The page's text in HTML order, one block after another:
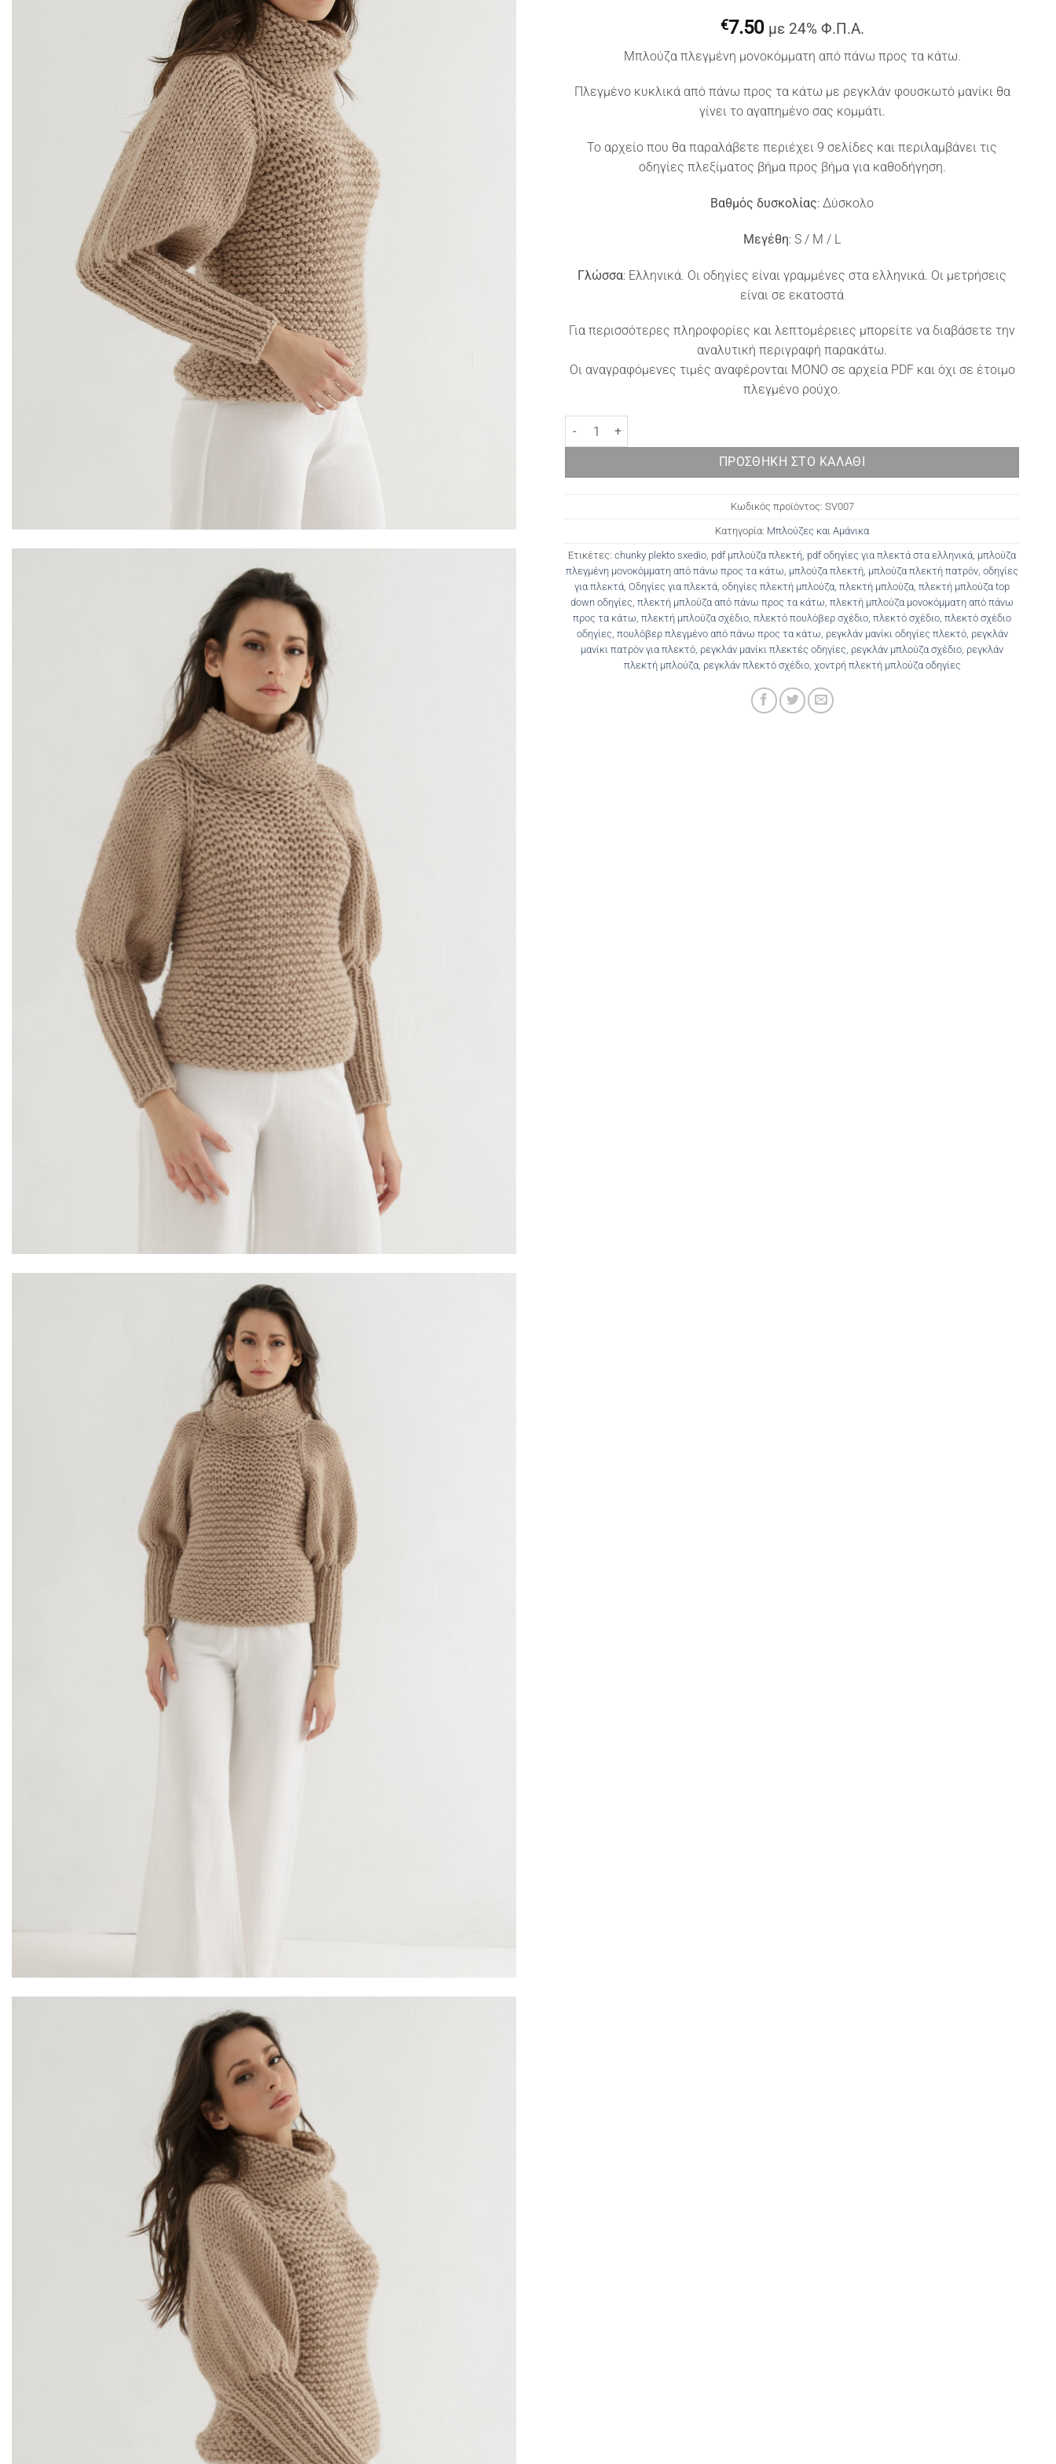
€7.50 με 24% Φ.Π.Α.
Mπλούζα πλεγμένη μονοκόμματη από πάνω προς τα κάτω.
Πλεγμένο κυκλικά από πάνω προς τα κάτω με ρεγκλάν φουσκωτό μανίκι θα
γίνει το αγαπημένο σας κομμάτι.
To αρχείο που θα παραλάβετε περιέχει 9 σελίδες και περιλαμβάνει τις
οδηγίες πλεξίματος βήμα προς βήμα για καθοδήγηση.
Βαθμός δυσκολίας: Δύσκολο
Μεγέθη: S / M / L
Γλώσσα: Ελληνικά. Οι οδηγίες είναι γραμμένες στα ελληνικά. Οι μετρήσεις
είναι σε εκατοστά
Για περισσότερες πληροφορίες και λεπτομέρειες μπορείτε να διαβάσετε την
αναλυτική περιγραφή παρακάτω.
Οι αναγραφόμενες τιμές αναφέρονται ΜΟΝΟ σε αρχεία PDF και όχι σε έτοιμο
πλεγμένο ρούχο.
Μπλούζα πλεγμένη από πάνω προς τα κάτω Alice ποσότητα
ΠΡΟΣΘΉΚΗ ΣΤΟ ΚΑΛΆΘΙ
Κωδικός προϊόντος: SV007
Κατηγορία: Μπλούζες και Αμάνικα
Ετικέτες: chunky plekto sxedio, pdf μπλούζα πλεκτή, pdf οδηγίες για πλεκτά στα ελληνικά, μπλούζα
πλεγμένη μονοκόμματη από πάνω προς τα κάτω, μπλούζα πλεκτή, μπλούζα πλεκτή πατρόν, οδηγίες
για πλεκτά, Οδηγίες για πλεκτά, οδηγίες πλεκτή μπλούζα, πλεκτή μπλούζα, πλεκτή μπλούζα top
down οδηγίες, πλεκτή μπλούζα από πάνω προς τα κάτω, πλεκτή μπλούζα μονοκόμματη από πάνω
προς τα κάτω, πλεκτή μπλούζα σχέδιο, πλεκτό πουλόβερ σχέδιο, πλεκτό σχέδιο, πλεκτό σχέδιο
οδηγίες, πουλόβερ πλεγμένο από πάνω προς τα κάτω, ρεγκλάν μανίκι οδηγίες πλεκτό, ρεγκλάν
μανίκι πατρόν για πλεκτό, ρεγκλάν μανίκι πλεκτές οδηγίες, ρεγκλάν μπλούζα σχέδιο, ρεγκλάν
πλεκτή μπλούζα, ρεγκλάν πλεκτό σχέδιο, χοντρή πλεκτή μπλούζα οδηγίες